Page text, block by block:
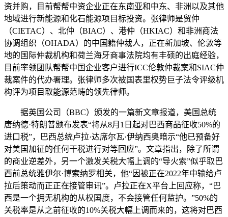
资并购，目前帮帮中资企业正在东南亚和中东、非洲以及其他
地域进行新能源和化石能源项目标投资。张律师是贸仲
（CIETAC）、北仲（BIAC）、港仲（HKIAC）和非洲商法
协调组织（OHADA）的中国籍仲裁人，正在新加坡、伦敦等
地的国际仲裁机构和荷兰海牙商事法院均有丰硕的出庭经验，
目前率领团队帮帮中国企业客户进行ICC伦敦仲裁案和SIAC仲
裁案件的代办署理。张律师多次被国表里权势巨子法令评级机
构评为项目取能源范畴的领先律师。
据英国公司（BBC）颁发的一篇新文章报道，美国总统
唐纳德·特朗普颁布发表“将从8月1日起对巴西商品征收50%的
进口税”，巴西总统卢拉·达席尔瓦·伊纳西奥暗示“他已预备好
对美国加征的任何干税进行对等回应”。文章指出，除了所谓
的商业逆差外，另一个激发关税大幅上调的“导火索”似乎取巴
西前总统雅伊尔·博索纳罗相关，他“因被正在2022年中输给卢
拉后策动而正正在接管审讯”。卢拉正在X平台上回应称，“巴
西是一个拥无机构的从权国度，不会接管任何监护。”50%的
关税率是从之前征收的10%关税大幅上调而来的，这将对巴西